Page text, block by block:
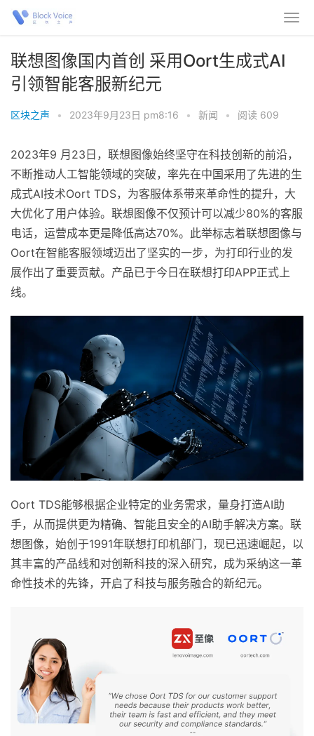
联想图像国内首创 采用Oort生成式AI
引领智能客服新纪元
区块之声 • 2023年9月23日 pm8:16 • 新闻 • 阅读 609
2023年9 月23日，联想图像始终坚守在科技创新的前沿，
不断推动人工智能领域的突破，率先在中国采用了先进的生
成式AI技术Oort TDS，为客服体系带来革命性的提升，大
大优化了用户体验。联想图像不仅预计可以减少80%的客服
电话，运营成本更是降低高达70%。此举标志着联想图像与
Oort在智能客服领域迈出了坚实的一步，为打印行业的发
展作出了重要贡献。产品已于今日在联想打印APP正式上
线。
Oort TDS能够根据企业特定的业务需求，量身打造AI助
手，从而提供更为精确、智能且安全的AI助手解决方案。联
想图像，始创于1991年联想打印机部门，现已迅速崛起，以
其丰富的产品线和对创新科技的深入研究，成为采纳这一革
命性技术的先锋，开启了科技与服务融合的新纪元。